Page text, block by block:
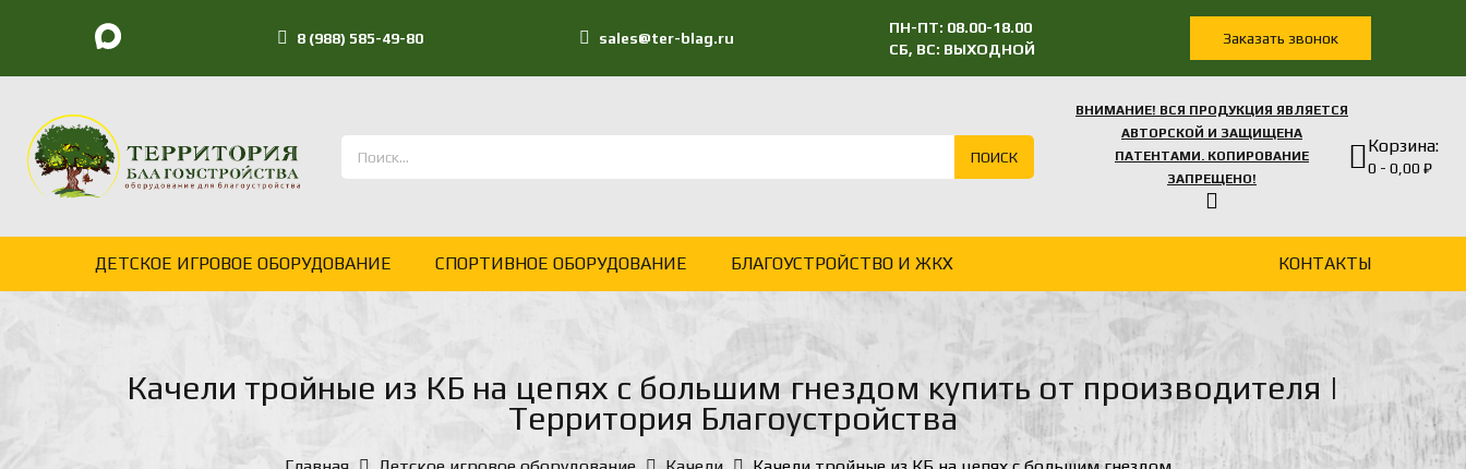
8 (988) 585-49-80 sales@ter-blag.ru
ПН-ПТ: 08.00-18.00
СБ, ВС: ВЫХОДНОЙ
Заказать звонок
ПОИСК
ВНИМАНИЕ! ВСЯ ПРОДУКЦИЯ ЯВЛЯЕТСЯ
АВТОРСКОЙ И ЗАЩИЩЕНА
ПАТЕНТАМИ. КОПИРОВАНИЕ
ЗАПРЕЩЕНО!
Корзина:
0 - 0,00 ₽
ДЕТСКОЕ ИГРОВОЕ ОБОРУДОВАНИЕ СПОРТИВНОЕ ОБОРУДОВАНИЕ БЛАГОУСТРОЙСТВО И ЖКХ КОНТАКТЫ
Качели тройные из КБ на цепях с большим гнездом купить от производителя |
Территория Благоустройства